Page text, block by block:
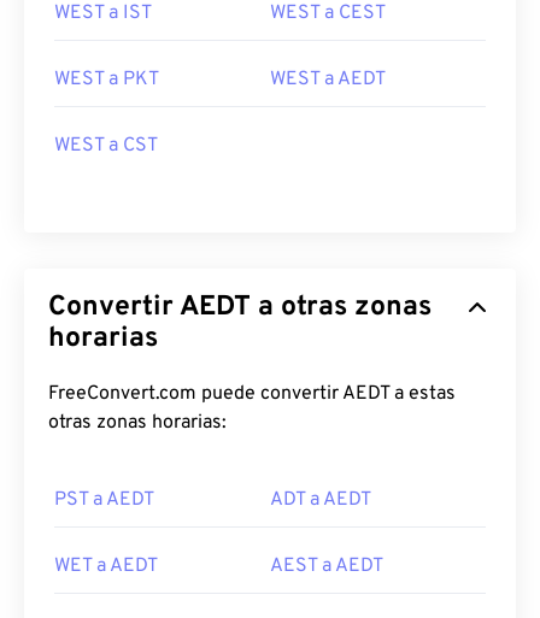
WEST a IST WEST a CEST
WEST a PKT WEST a AEDT
WEST a CST
Convertir AEDT a otras zonas
horarias
FreeConvert.com puede convertir AEDT a estas
otras zonas horarias:
PST a AEDT ADT a AEDT
WET a AEDT AEST a AEDT